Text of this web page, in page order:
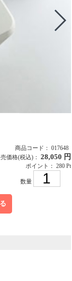
商品コード： 017648
価格(税込)： 28,050 円
ポイント： 280 Pt
数量